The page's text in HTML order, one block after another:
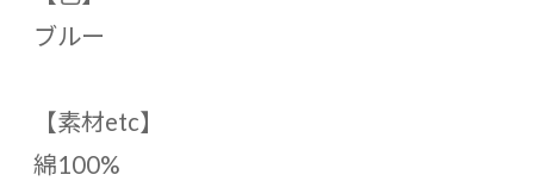
ブルー
【素材etc】
綿100%